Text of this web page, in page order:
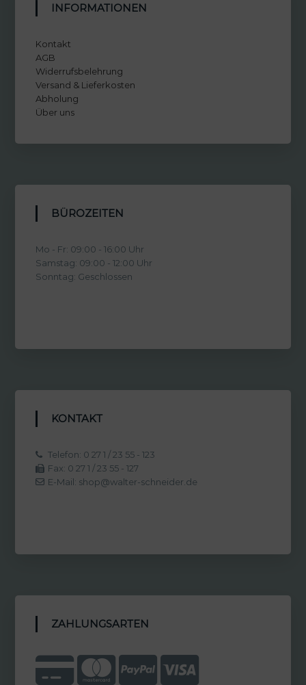
INFORMATIONEN
Kontakt
AGB
Widerrufsbelehrung
Versand & Lieferkosten
Abholung
Über uns
BÜROZEITEN
Mo - Fr: 09:00 - 16:00 Uhr
Samstag: 09:00 - 12:00 Uhr
Sonntag: Geschlossen
KONTAKT
Telefon: 0 27 1 / 23 55 - 123
Fax: 0 27 1 / 23 55 - 127
E-Mail: shop@walter-schneider.de
ZAHLUNGSARTEN